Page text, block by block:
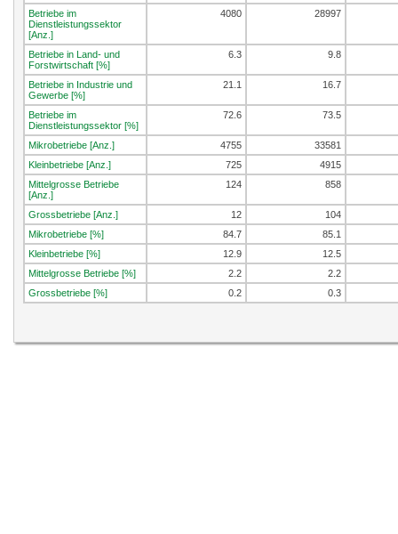
Betriebe im
Dienstleistungssektor
[Anz.]
4080 28997
Betriebe in Land- und
Forstwirtschaft [%]
6.3 9.8
Betriebe in Industrie und
Gewerbe [%]
21.1 16.7
Betriebe im
Dienstleistungssektor [%]
72.6 73.5
Mikrobetriebe [Anz.] 4755
33581
Kleinbetriebe [Anz.]
725
4915
Mittelgrosse Betriebe
[Anz.]
124 858
Grossbetriebe [Anz.] 12
104
Mikrobetriebe [%]
84.7
85.1
Kleinbetriebe [%]
12.9
12.5
Mittelgrosse Betriebe [%]
2.2
2.2
Grossbetriebe [%]
0.2 0.3